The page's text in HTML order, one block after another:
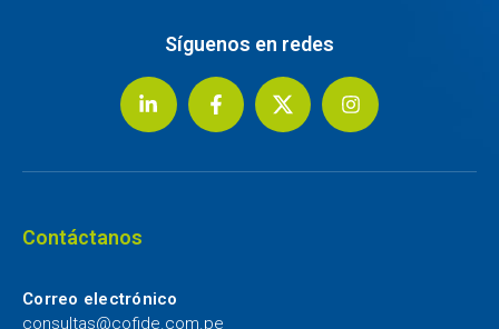
Síguenos en redes
Contáctanos
Correo electrónico
consultas@cofide.com.pe